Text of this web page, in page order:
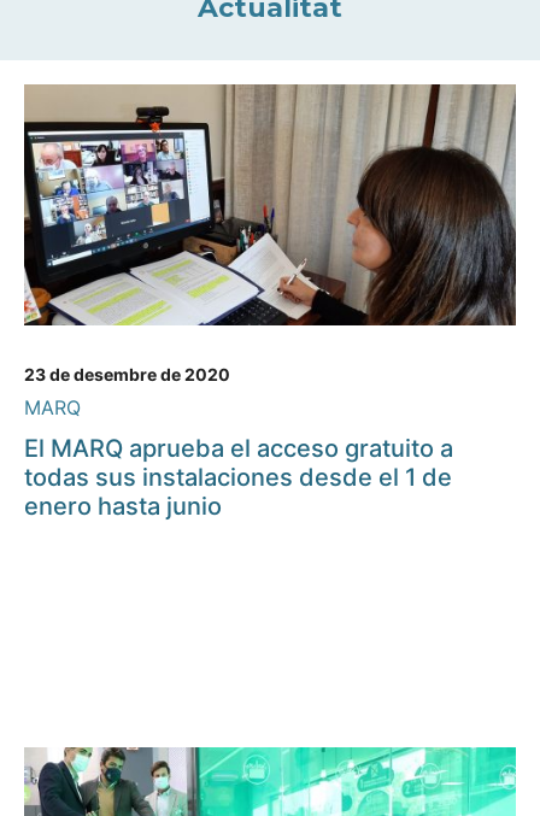
Actualitat
23 de desembre de 2020
MARQ
El MARQ aprueba el acceso gratuito a
todas sus instalaciones desde el 1 de
enero hasta junio